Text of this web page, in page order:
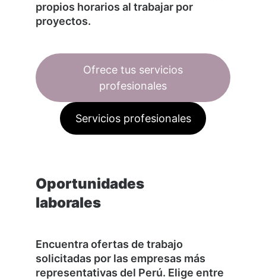
propios horarios al trabajar por
proyectos.
Ofrece tus servicios
profesionales
Servicios profesionales
Oportunidades
laborales
Encuentra ofertas de trabajo
solicitadas por las empresas más
representativas del Perú. Elige entre